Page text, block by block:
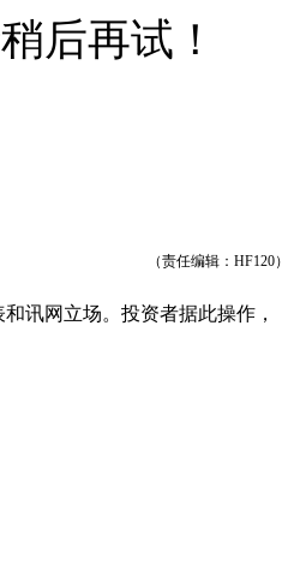
后再试！
（责任编辑：HF120）
讯网立场。投资者据此操作，